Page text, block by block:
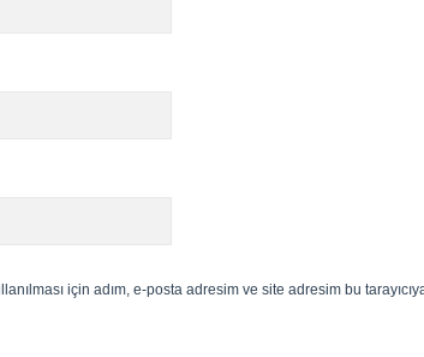
için adım, e-posta adresim ve site adresim bu